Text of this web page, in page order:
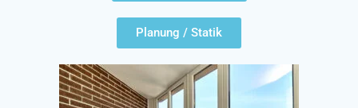
Planung / Statik